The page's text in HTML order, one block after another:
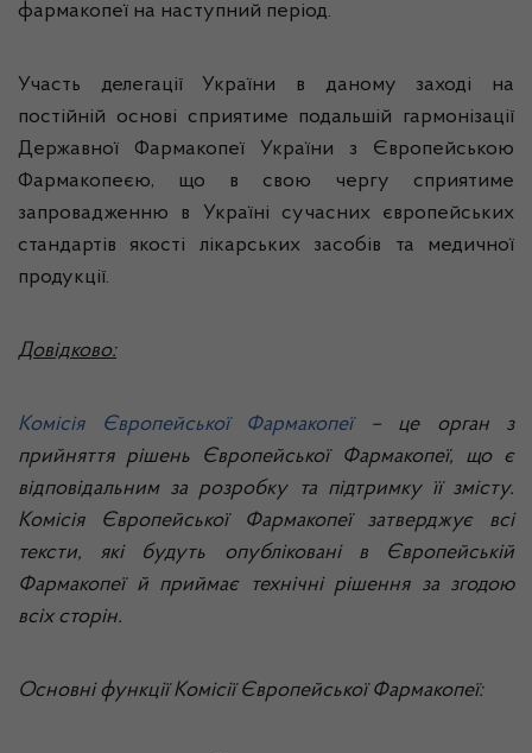
фармакопеї на наступний період.
Участь делегації України в даному заході на
постійній основі сприятиме подальшій гармонізації
Державної Фармакопеї України з Європейською
Фармакопеєю, що в свою чергу сприятиме
запровадженню в Україні сучасних європейських
стандартів якості лікарських засобів та медичної
продукції.
Довідково:
Комісія Європейської Фармакопеї– це орган з
прийняття рішень Європейської Фармакопеї, що є
відповідальним за розробку та підтримку її змісту.
Комісія Європейської Фармакопеї затверджує всі
тексти, які будуть опубліковані в Європейській
Фармакопеї й приймає технічні рішення за згодою
всіх сторін.
Основні функції Комісії Європейської Фармакопеї: